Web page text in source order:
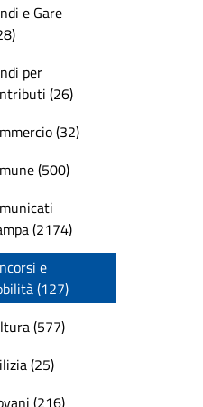
e Gare
per
(26)
(32)
(500)
(2174)
e
(127)
(577)
(25)
(216)